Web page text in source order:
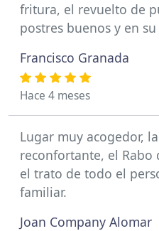
fritura, el revuelto de
postres buenos y en
Francisco Granada
Hace 4 meses
Lugar muy acogedor,
reconfortante, el Rabo
el trato de todo el
familiar.
Joan Company Alomar